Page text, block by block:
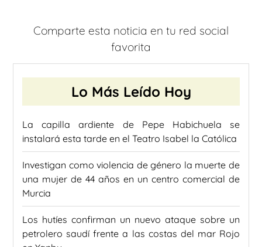
Comparte esta noticia en tu red social
favorita
Lo Más Leído Hoy
La capilla ardiente de Pepe Habichuela se
instalará esta tarde en el Teatro Isabel la Católica
Investigan como violencia de género la muerte de
una mujer de 44 años en un centro comercial de
Murcia
Los hutíes confirman un nuevo ataque sobre un
petrolero saudí frente a las costas del mar Rojo